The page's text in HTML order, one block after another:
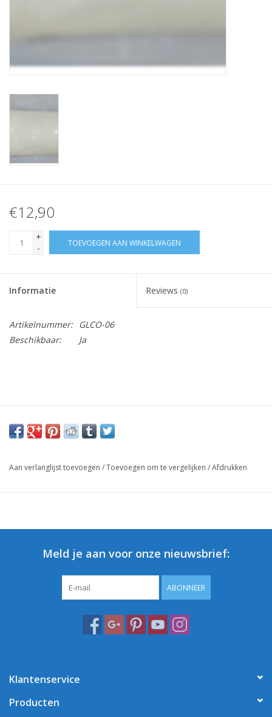
€12,90
+
-
TOEVOEGEN AAN WINKELWAGEN
Informatie Reviews (0)
Artikelnummer:
GLCO-06
Beschikbaar:
Ja
Aan verlanglijst toevoegen /Toevoegen om te vergelijken /Afdrukken
Meld je aan voor onze nieuwsbrief:
ABONNEER
Klantenservice
Producten